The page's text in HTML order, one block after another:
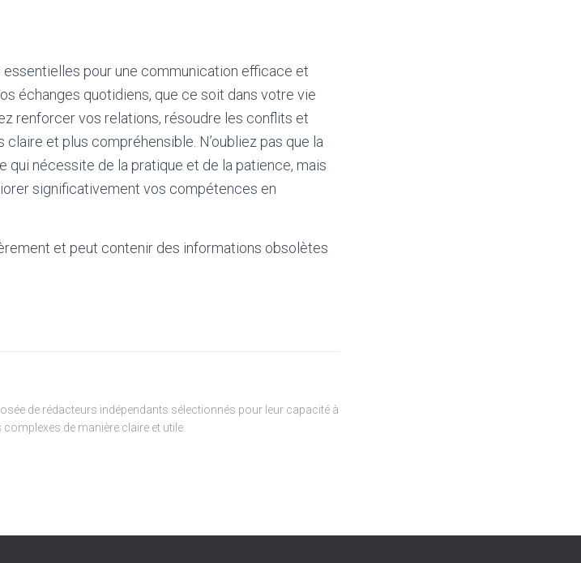
pour une communication efficace et
échanges quotidiens, que ce soit dans votre vie
renforcer vos relations, résoudre les conflits et
et plus compréhensible. N’oubliez pas que la
nécessite de la pratique et de la patience, mais
significativement vos compétences en
et peut contenir des informations obsolètes
de rédacteurs indépendants sélectionnés pour leur capacité à
de manière claire et utile.